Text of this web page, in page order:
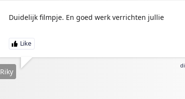
Duidelijk filmpje. En goed werk verrichten jullie
Riky